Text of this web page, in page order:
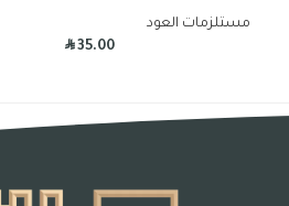
مستلزمات العود
R35.00